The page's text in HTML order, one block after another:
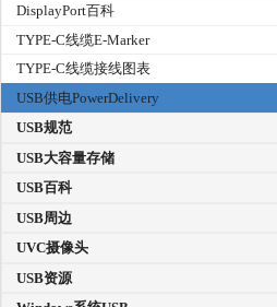
DisplayPort百科
TYPE-C线缆E-Marker
TYPE-C线缆接线图表
USB供电PowerDelivery
USB规范
USB大容量存储
USB百科
USB周边
UVC摄像头
USB资源